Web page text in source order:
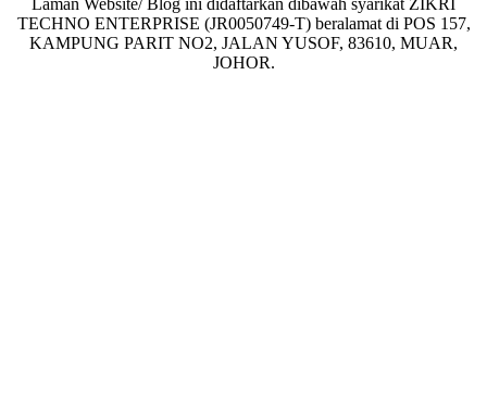
TECHNO ENTERPRISE (JR0050749-T) beralamat di POS 157,
KAMPUNG PARIT NO2, JALAN YUSOF, 83610, MUAR,
JOHOR.